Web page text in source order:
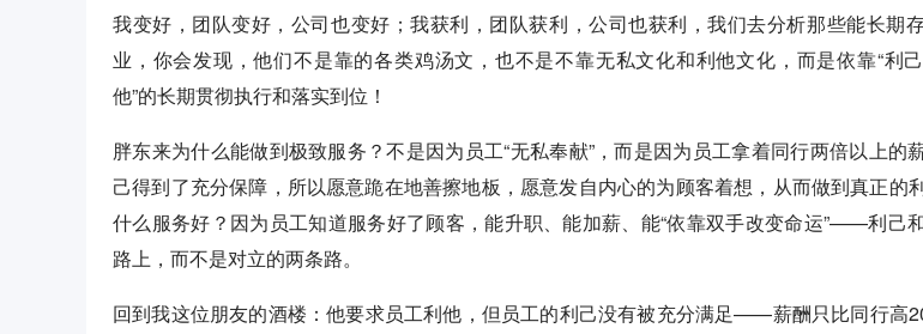
我变好，团队变好，公司也变好；我获利，团队获利，公司也获利，我们去分析那些能长期
业，你会发现，他们不是靠的各类鸡汤文，也不是不靠无私文化和利他文化，而是依靠“利
他”的长期贯彻执行和落实到位！
胖东来为什么能做到极致服务？不是因为员工“无私奉献”，而是因为员工拿着同行两倍以上的
己得到了充分保障，所以愿意跪在地善擦地板，愿意发自内心的为顾客着想，从而做到真正的
什么服务好？因为员工知道服务好了顾客，能升职、能加薪、能“依靠双手改变命运”——利己
路上，而不是对立的两条路。
回到我这位朋友的酒楼：他要求员工利他，但员工的利己没有被充分满足——薪酬只比同行高